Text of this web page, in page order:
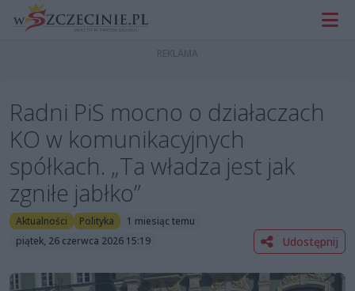
Radni PiS mocno o działaczach
KO w komunikacyjnych
spółkach. „Ta władza jest jak
zgniłe jabłko”
Aktualności Polityka
1 miesiąc temu
piątek, 26 czerwca 2026 15:19
Udostępnij